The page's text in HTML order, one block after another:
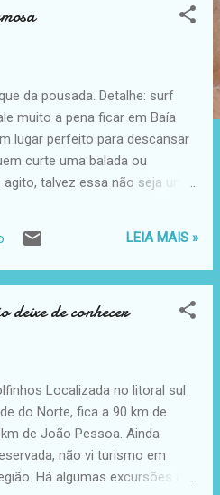
da pousada. Detalhe: surf
muito a pena ficar em Baía
lugar perfeito para descansar
curte uma balada ou
talvez essa não seja uma
LEIA MAIS »
de conhecer
Localizada no litoral sul
do Norte, fica a 90 km de
de João Pessoa. Ainda
não vi turismo em
Há algumas excursões que